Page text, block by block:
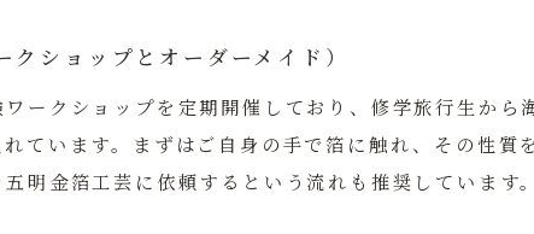
ショップとオーダーメイド）
ークショップを定期開催しており、修学旅行生から
ています。まずはご自身の手で箔に触れ、その性質
明金箔工芸に依頼するという流れも推奨しています。